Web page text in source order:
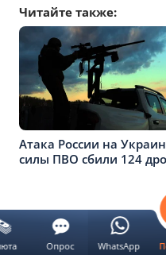
Читайте также:
Атака России на
силы ПВО сбили 124
Реклама
Опрос WhatsApp